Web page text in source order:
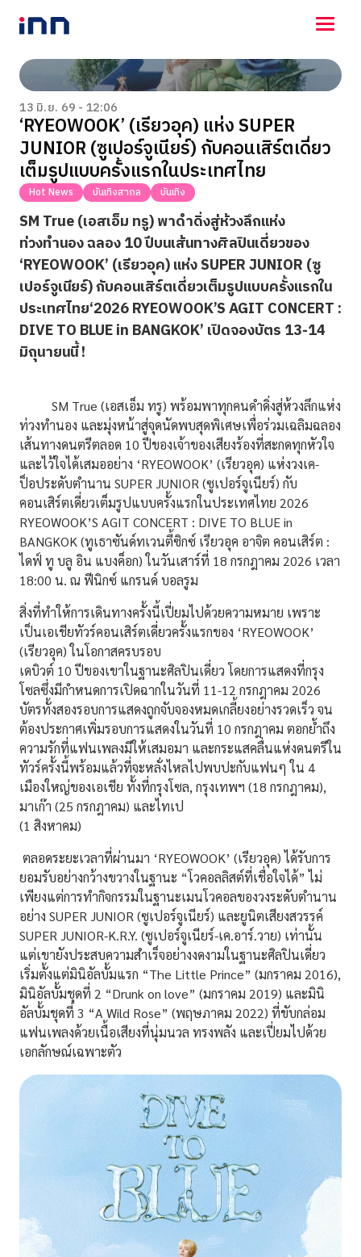
NEWS
ENTERTAINMENT
LIFESTYLE
HOROSCOPE
LOTTERY
VIDEO
ร่วมด้วยช่วยกัน
13 มิ.ย. 69 - 12:06
‘RYEOWOOK’ (เรียวอุค) แห่ง SUPER
JUNIOR (ซูเปอร์จูเนียร์) กับคอนเสิร์ตเดี่ยว
เต็มรูปแบบครั้งแรกในประเทศไทย
Hot News บันเทิงสากล บันเทิง
SM True (เอสเอ็ม ทรู) พาดำดิ่งสู่ห้วงลึกแห่ง
ท่วงทำนอง ฉลอง 10 ปีบนเส้นทางศิลปินเดี่ยวของ
‘RYEOWOOK’ (เรียวอุค)แห่ง SUPER JUNIOR (ซู
เปอร์จูเนียร์) กับคอนเสิร์ตเดี่ยวเต็มรูปแบบครั้งแรกใน
ประเทศไทย‘2026 RYEOWOOK’S AGIT CONCERT :
DIVE TO BLUE in BANGKOK’ เปิดจองบัตร 13-14
มิถุนายนนี้ !
SM True (เอสเอ็ม ทรู) พร้อมพาทุกคนดำดิ่งสู่ห้วงลึกแห่ง
ท่วงทำนอง และมุ่งหน้าสู่จุดนัดพบสุดพิเศษเพื่อร่วมเฉลิมฉลอง
เส้นทางดนตรีตลอด 10 ปีของเจ้าของเสียงร้องที่สะกดทุกหัวใจ
และไว้ใจได้เสมออย่าง ‘RYEOWOOK’ (เรียวอุค) แห่งวงเค-
ป็อประดับตำนาน SUPER JUNIOR (ซูเปอร์จูเนียร์) กับ
คอนเสิร์ตเดี่ยวเต็มรูปแบบครั้งแรกในประเทศไทย 2026
RYEOWOOK’S AGIT CONCERT : DIVE TO BLUE in
BANGKOK (ทูเธาซันด์ทเวนตี้ซิกซ์ เรียวอุค อาจิต คอนเสิร์ต :
ไดฟ์ ทู บลู อิน แบงค็อก)ในวันเสาร์ที่ 18 กรกฎาคม 2026 เวลา
18:00 น. ณ ฟีนิกซ์ แกรนด์ บอลรูม
สิ่งที่ทำให้การเดินทางครั้งนี้เปี่ยมไปด้วยความหมาย เพราะ
เป็นเอเชียทัวร์คอนเสิร์ตเดี่ยวครั้งแรกของ ‘RYEOWOOK’
(เรียวอุค)ในโอกาสครบรอบ
เดบิวต์ 10 ปีของเขาในฐานะศิลปินเดี่ยว โดยการแสดงที่กรุง
โซลซึ่งมีกำหนดการเปิดฉากในวันที่ 11-12 กรกฎาคม 2026
บัตรทั้งสองรอบการแสดงถูกจับจองหมดเกลี้ยงอย่างรวดเร็ว จน
ต้องประกาศเพิ่มรอบการแสดงในวันที่ 10 กรกฎาคม ตอกย้ำถึง
ความรักที่แฟนเพลงมีให้เสมอมา และกระแสคลื่นแห่งดนตรีใน
ทัวร์ครั้งนี้พร้อมแล้วที่จะหลั่งไหลไปพบปะกับแฟนๆ ใน 4
เมืองใหญ่ของเอเชีย ทั้งที่กรุงโซล, กรุงเทพฯ (18 กรกฎาคม),
มาเก๊า (25 กรกฎาคม) และไทเป
(1 สิงหาคม)
ตลอดระยะเวลาที่ผ่านมา ‘RYEOWOOK’ (เรียวอุค)ได้รับการ
ยอมรับอย่างกว้างขวางในฐานะ “โวคอลลิสต์ที่เชื่อใจได้” ไม่
เพียงแต่การทำกิจกรรมในฐานะเมนโวคอลของวงระดับตำนาน
อย่าง SUPER JUNIOR (ซูเปอร์จูเนียร์) และยูนิตเสียงสวรรค์
SUPER JUNIOR-K.R.Y. (ซูเปอร์จูเนียร์-เค.อาร์.วาย) เท่านั้น
แต่เขายังประสบความสำเร็จอย่างงดงามในฐานะศิลปินเดี่ยว
เริ่มตั้งแต่มินิอัลบั้มแรก “The Little Prince” (มกราคม 2016),
มินิอัลบั้มชุดที่ 2 “Drunk on love” (มกราคม 2019) และมินิ
อัลบั้มชุดที่ 3 “A Wild Rose” (พฤษภาคม 2022) ที่ขับกล่อม
แฟนเพลงด้วยเนื้อเสียงที่นุ่มนวล ทรงพลัง และเปี่ยมไปด้วย
เอกลักษณ์เฉพาะตัว